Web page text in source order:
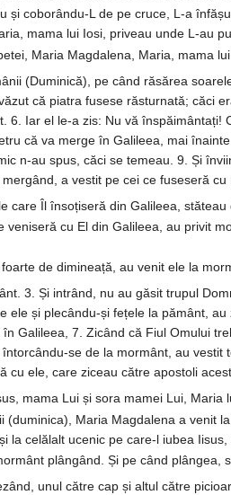
și coborându-L de pe cruce, L-a
mama lui Iosi, priveau unde L-au
Maria Magdalena, Maria, mama
(Duminică), pe când răsărea
că piatra fusese răsturnată; căci
Iar el le-a zis: Nu vă înspăimântați!
că va merge în Galileea, mai
n-au spus, căci se temeau. 9. Și
a vestit pe cei ce fuseseră cu
care Îl însoțiseră din Galileea, stăteau
veniseră cu El din Galileea, au privit
de dimineață, au venit ele la
3. Și intrând, nu au găsit trupul
ele și plecându-și fețele la pământ,
Galileea, 7. Zicând că Fiul Omului
se de la mormânt, au
cu ele, care ziceau către apostoli
mama Lui și sora mamei Lui, Maria
Maria Magdalena a venit
la celălalt ucenic pe care-l iubea
plângând. Și pe când plângea,
unul către cap și altul către